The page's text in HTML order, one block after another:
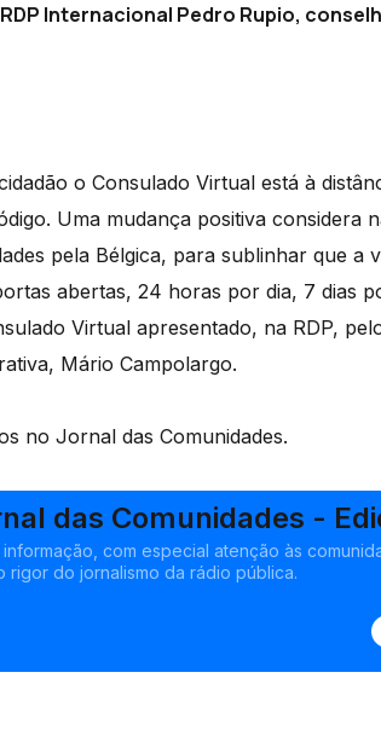
Internacional Pedro Rupio,
o Consulado Virtual está à
Uma mudança positiva considera
pela Bélgica, para sublinhar que a
abertas, 24 horas por dia, 7 dias
Virtual apresentado, na RDP,
Mário Campolargo.
no Jornal das Comunidades.
das Comunidades -
com especial atenção às
rigor do jornalismo da rádio pública.